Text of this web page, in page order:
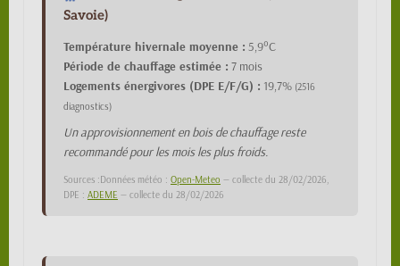
Savoie)
Température hivernale moyenne : 5,9°C
Période de chauffage estimée : 7 mois
Logements énergivores (DPE E/F/G) : 19,7% (2516
diagnostics)
Un approvisionnement en bois de chauffage reste
recommandé pour les mois les plus froids.
Sources :Données météo : Open-Meteo — collecte du 28/02/2026,
DPE : ADEME — collecte du 28/02/2026